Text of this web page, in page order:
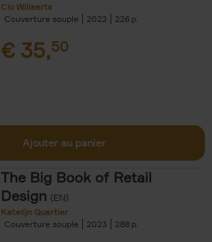
Clo Willaerts
Couverture souple
2022 226
€ 35,50
Ajouter au panier
The Big Book of Retail
Design (EN)
Katelijn Quartier
Couverture souple
2023 288